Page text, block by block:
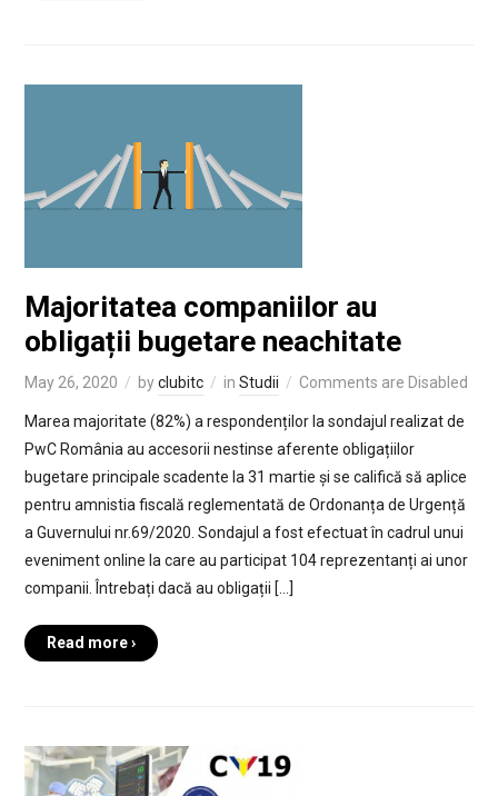
Majoritatea companiilor au
obligații bugetare neachitate
May 26, 2020 byclubitc in Studii Comments are Disabled
Marea majoritate (82%) a respondenților la sondajul realizat de
PwC România au accesorii nestinse aferente obligațiilor
bugetare principale scadente la 31 martie și se califică să aplice
pentru amnistia fiscală reglementată de Ordonanța de Urgență
a Guvernului nr.69/2020. Sondajul a fost efectuat în cadrul unui
eveniment online la care au participat 104 reprezentanți ai unor
companii. Întrebați dacă au obligații […]
Read more ›